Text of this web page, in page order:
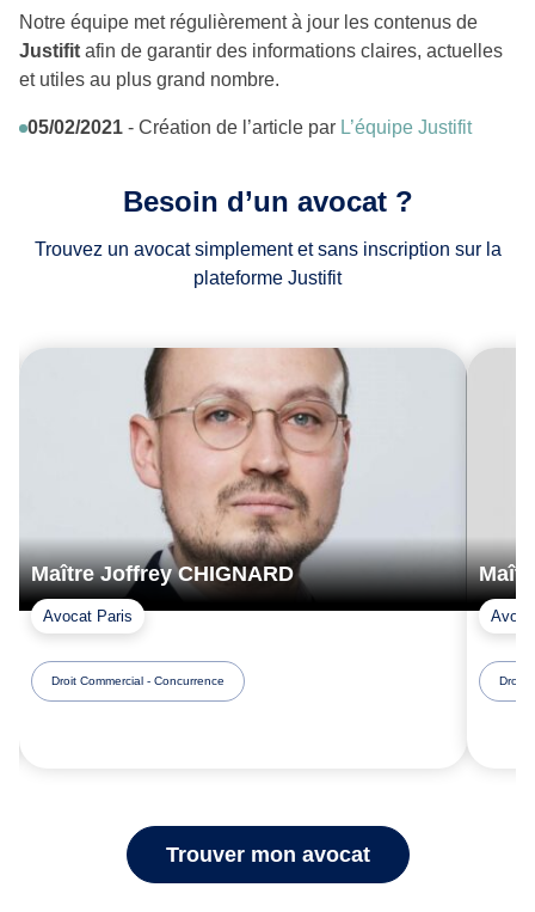
Notre équipe met régulièrement à jour les contenus de
Justifit afin de garantir des informations claires, actuelles
et utiles au plus grand nombre.
05/02/2021 - Création de l’article par L’équipe Justifit
Besoin d’un avocat ?
Trouvez un avocat simplement et sans inscription sur la
plateforme Justifit
Maître Joffrey CHIGNARD
Avocat Paris
Droit Commercial - Concurrence Droit
Trouver mon avocat